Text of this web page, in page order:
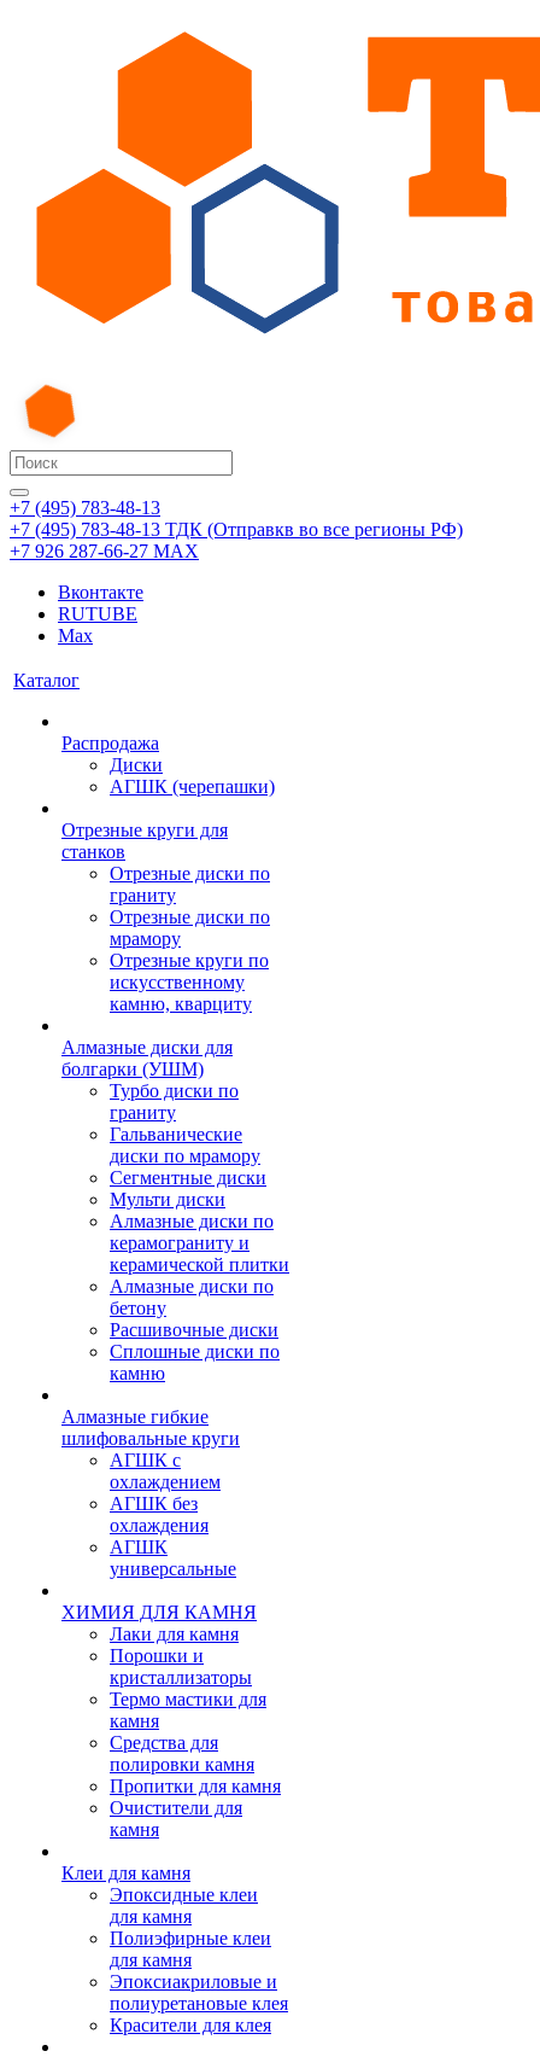
+7 (495) 783-48-13
+7 (495) 783-48-13 ТДК (Отправкв во все регионы РФ)
+7 926 287-66-27 МАХ
Вконтакте
RUTUBE
Max
Каталог
Распродажа
Диски
АГШК (черепашки)
Отрезные круги для
станков
Отрезные диски по
граниту
Отрезные диски по
мрамору
Отрезные круги по
искусственному
камню, кварциту
Алмазные диски для
болгарки (УШМ)
Турбо диски по
граниту
Гальванические
диски по мрамору
Сегментные диски
Мульти диски
Алмазные диски по
керамограниту и
керамической плитки
Алмазные диски по
бетону
Расшивочные диски
Сплошные диски по
камню
Алмазные гибкие
шлифовальные круги
АГШК с
охлаждением
АГШК без
охлаждения
АГШК
универсальные
ХИМИЯ ДЛЯ КАМНЯ
Лаки для камня
Порошки и
кристаллизаторы
Термо мастики для
камня
Средства для
полировки камня
Пропитки для камня
Очистители для
камня
Клеи для камня
Эпоксидные клеи
для камня
Полиэфирные клеи
для камня
Эпоксиакриловые и
полиуретановые клея
Красители для клея